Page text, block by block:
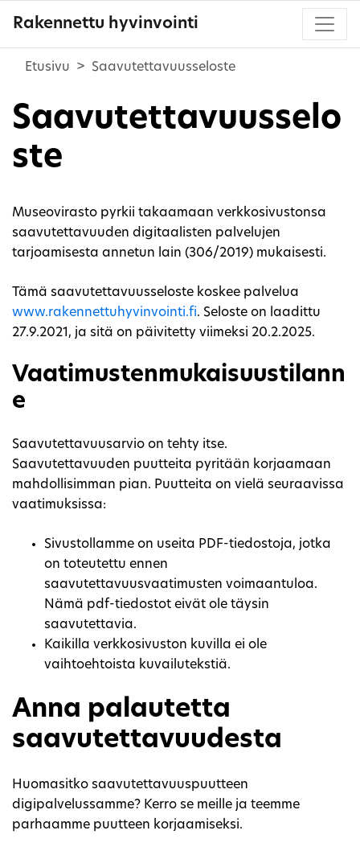
Rakennettu hyvinvointi
Etusivu Saavutettavuusseloste
Saavutettavuusselo
ste
Museovirasto pyrkii takaamaan verkkosivustonsa
saavutettavuuden digitaalisten palvelujen
tarjoamisesta annetun lain (306/2019) mukaisesti.
Tämä saavutettavuusseloste koskee palvelua
www.rakennettuhyvinvointi.fi. Seloste on laadittu
27.9.2021, ja sitä on päivitetty viimeksi 20.2.2025.
Vaatimustenmukaisuustilann
e
Saavutettavuusarvio on tehty itse.
Saavutettavuuden puutteita pyritään korjaamaan
mahdollisimman pian. Puutteita on vielä seuraavissa
vaatimuksissa:
Sivustollamme on useita PDF-tiedostoja, jotka
on toteutettu ennen
saavutettavuusvaatimusten voimaantuloa.
Nämä pdf-tiedostot eivät ole täysin
saavutettavia.
Kaikilla verkkosivuston kuvilla ei ole
vaihtoehtoista kuvailutekstiä.
Anna palautetta
saavutettavuudesta
Huomasitko saavutettavuuspuutteen
digipalvelussamme? Kerro se meille ja teemme
parhaamme puutteen korjaamiseksi.